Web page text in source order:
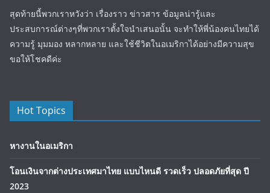
สุดท้ายนี้พวกเราหวังว่า เรื่องราว ข่าวสาร ข้อมูลน่ารู้และ
ประสบการณ์ต่างๆที่พวกเราตั้งใจนำเสนอนั้น จะทำให้พี่น้องคนไทยได้
ความรู้ มุมมอง หลากหลาย และใช้ชีวิตในอเมริกาได้อย่างมีความสุข
ขอให้โชคดีค่ะ
Hot Topics
หางานในอเมริกา
โอนเงินจากต่างประเทศมาไทย แบบไหนดี รวดเร็ว ปลอดภัยที่สุด ปี
2023